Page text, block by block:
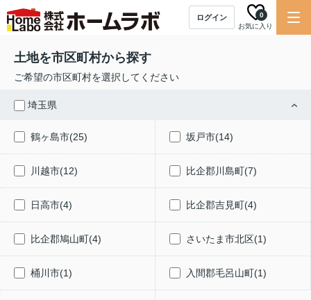
ログイン
お気に入り
0
土地を市区町村から探す
ご希望の市区町村を選択してください
埼玉県
鶴ヶ島市(25) 坂戸市(14)
川越市(12) 比企郡川島町(7)
日高市(4) 比企郡吉見町(4)
比企郡鳩山町(4) さいたま市北区(1)
桶川市(1) 入間郡毛呂山町(1)